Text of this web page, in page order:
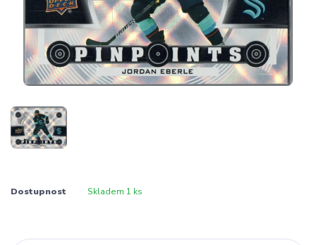
Dostupnost Skladem 1 ks